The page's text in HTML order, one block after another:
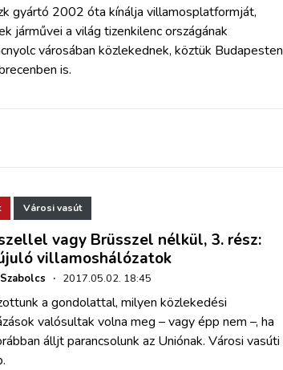
gyártó 2002 óta kínálja villamosplatformját,
járművei a világ tizenkilenc országának
városában közlekednek, köztük Budapesten
is.
Városi vasút
vagy Brüsszel nélkül, 3. rész:
villamoshálózatok
· 2017.05.02. 18:45
a gondolattal, milyen közlekedési
valósultak volna meg – vagy épp nem –, ha
álljt parancsolunk az Uniónak. Városi vasúti